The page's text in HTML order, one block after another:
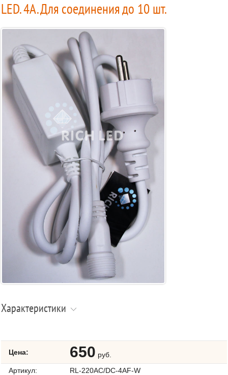
LED. 4А. Для соединения до 10 шт.
Характеристики
Цена: 650 руб.
Артикул:
RL-220AC/DC-4AF-W